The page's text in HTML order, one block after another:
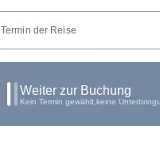
Termin der Reise
Weiter zur Buchung
Kein Termin gewählt,keine